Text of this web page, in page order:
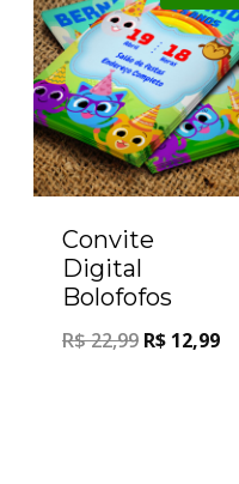
Convite
Digital
Bolofofos
R$22,99 R$ 12,99